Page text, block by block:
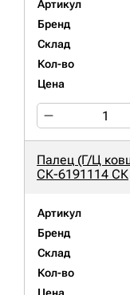
Артикул
Бренд
Склад
Кол-во
Цена
Палец (Г/Ц
СК-6191114 СК
Артикул
Бренд
Склад
Кол-во